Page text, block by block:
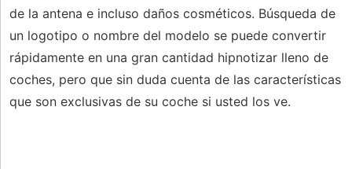
de la antena e incluso daños cosméticos. Búsqueda de
un logotipo o nombre del modelo se puede convertir
rápidamente en una gran cantidad hipnotizar lleno de
coches, pero que sin duda cuenta de las características
que son exclusivas de su coche si usted los ve.